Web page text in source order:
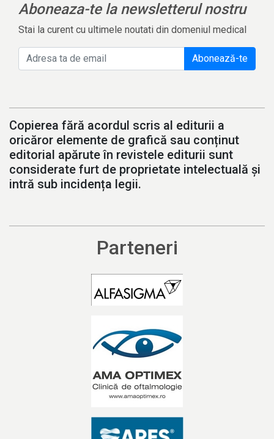
Aboneaza-te la newsletterul nostru
Stai la curent cu ultimele noutati din domeniul medical
Abonează-te
Copierea fără acordul scris al editurii a
oricăror elemente de grafică sau conținut
editorial apărute în revistele editurii sunt
considerate furt de proprietate intelectuală și
intră sub incidența legii.
Parteneri